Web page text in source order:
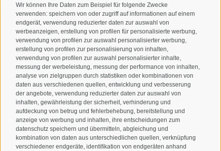
Wir können Ihre Daten zum Beispiel für folgende Zwecke
verwenden: speichern von oder zugriff auf informationen auf einem
endgerät, verwendung reduzierter daten zur auswahl von
werbeanzeigen, erstellung von profilen für personalisierte werbung,
verwendung von profilen zur auswahl personalisierter werbung,
erstellung von profilen zur personalisierung von inhalten,
verwendung von profilen zur auswahl personalisierter inhalte,
messung der werbeleistung, messung der performance von inhalten,
analyse von zielgruppen durch statistiken oder kombinationen von
daten aus verschiedenen quellen, entwicklung und verbesserung
der angebote, verwendung reduzierter daten zur auswahl von
inhalten, gewährleistung der sicherheit, verhinderung und
aufdeckung von betrug und fehlerbehebung, bereitstellung und
anzeige von werbung und inhalten, ihre entscheidungen zum
datenschutz speichern und übermitteln, abgleichung und
kombination von daten aus unterschiedlichen quellen, verknüpfung
verschiedener endgeräte, identifikation von endgeräten anhand
Newsletteranmeldung
Ich habe dieDatenschutzbestimmungengelesen und
verstanden und stimme der Verarbeitung meiner
personenbezogenen Daten durch den Verantwortlichen zu